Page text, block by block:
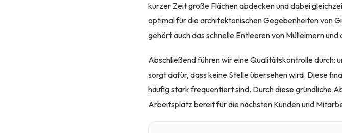
kurzer Zeit große Flächen abdecken und dabei
optimal für die architektonischen Gegebenheiten von
gehört auch das schnelle Entleeren von Mülleimern
Abschließend führen wir eine Qualitätskontrolle durch:
sorgt dafür, dass keine Stelle übersehen wird. Diese
häufig stark frequentiert sind. Durch diese gründliche
Arbeitsplatz bereit für die nächsten Kunden und